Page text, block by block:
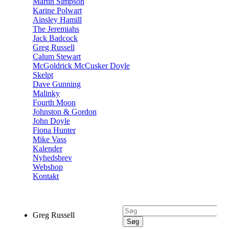
Karine Polwart
Ainsley Hamill
The Jeremiahs
Jack Badcock
Greg Russell
Calum Stewart
McGoldrick McCusker Doyle
Skelpt
Dave Gunning
Malinky
Fourth Moon
Johnston & Gordon
John Doyle
Fiona Hunter
Mike Vass
Kalender
Nyhedsbrev
Webshop
Kontakt
Greg Russell